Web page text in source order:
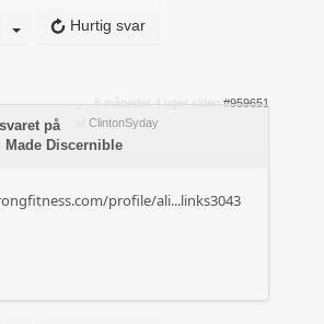
Hurtig svar
8 måneder 4 uger siden #959651
ClintonSyday
på
Made Discernible
profile/ali...links3043